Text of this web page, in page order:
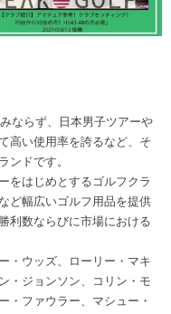
ならず、日本男子ツアーや
高い使用率を誇るなど、そ
ドです。
をはじめとするゴルフクラ
ど幅広いゴルフ用品を提供
利数ならびに市場における
・ウッズ、ローリー・マキ
・ジョンソン、コリン・モ
・ファウラー、マシュー・